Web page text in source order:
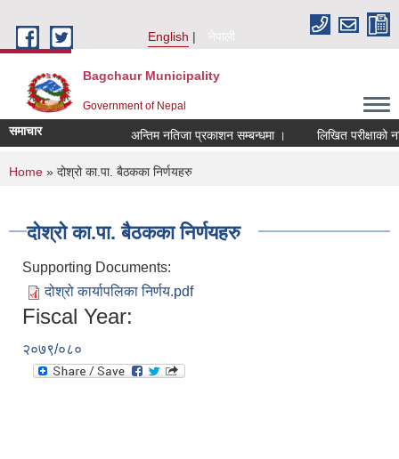
English
नेपाली
Bagchaur Municipality
Government of Nepal
समाचार अन्तिम नतिजा प्रकाशन सम्बन्धमा । लिखित परीक्षाको
You are here
Home » दोश्रो का.पा. बैठकका निर्णयहरु
दोश्रो का.पा. बैठकका निर्णयहरु
Supporting Documents:
दोश्रो कार्यापलिका निर्णय.pdf
Fiscal Year:
२०७९/०८०